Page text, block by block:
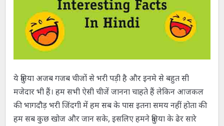
ये दुनिया अजब गजब चीजों से भरी पड़ी है और इनमे से बहुत सी
मजेदार भी हैं। हम सभी ऐसी चीजें जानना चाहते हैं लेकिन आजकल
की भागदौड़ भरी जिंदगी में हम सब के पास इतना समय नहीं होता की
हम सब कुछ खोज और जान सके, इसलिए हमने दुनिया के ढेर सारे